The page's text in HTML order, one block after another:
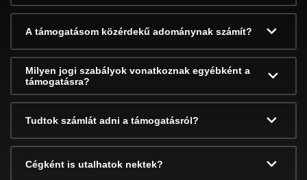
A támogatásom közérdekű adománynak számít?
Milyen jogi szabályok vonatkoznak egyébként a
támogatásra?
Tudtok számlát adni a támogatásról?
Cégként is utalhatok nektek?